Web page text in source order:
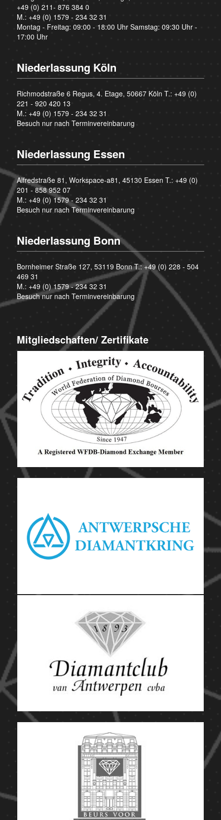
+49 (0) 211- 876 384 0
M.: +49 (0) 1579 - 234 32 31
Montag - Freitag: 09:00 - 18:00 Uhr Samstag: 09:30 Uhr -
17:00 Uhr
Niederlassung Köln
Richmodstraße 6 Regus, 4. Etage, 50667 Köln T.: +49 (0)
221 - 920 420 13
M.: +49 (0) 1579 - 234 32 31
Besuch nur nach Terminvereinbarung
Niederlassung Essen
Alfredstraße 81, Workspace-a81, 45130 Essen T.: +49 (0)
201 - 858 952 07
M.: +49 (0) 1579 - 234 32 31
Besuch nur nach Terminvereinbarung
Niederlassung Bonn
Bornheimer Straße 127, 53119 Bonn T.:+49 (0) 228 - 504
469 31
M.: +49 (0) 1579 - 234 32 31
Besuch nur nach Terminvereinbarung
Mitgliedschaften/ Zertifikate